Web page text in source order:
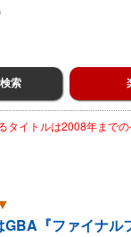
索
タイトルは2008年まで
GBA『ファイナ